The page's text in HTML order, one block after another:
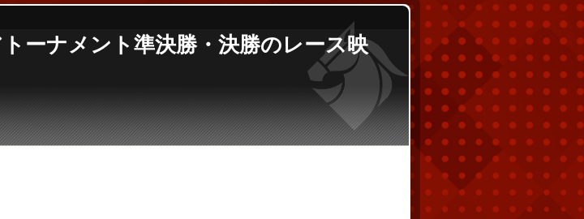
ーナメント準決勝・決勝のレース映